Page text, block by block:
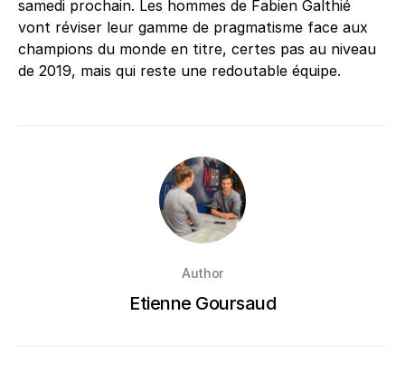
samedi prochain. Les hommes de Fabien Galthié
vont réviser leur gamme de pragmatisme face aux
champions du monde en titre, certes pas au niveau
de 2019, mais qui reste une redoutable équipe.
Author
Etienne Goursaud